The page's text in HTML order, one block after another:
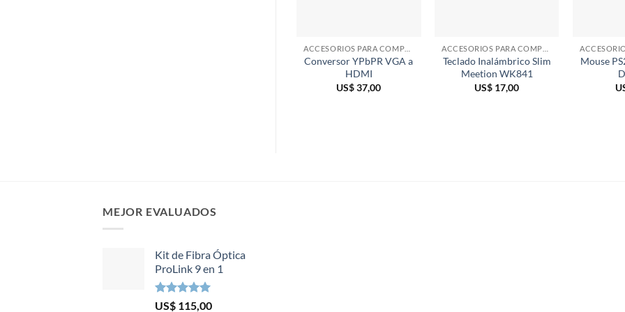
Conversor YPbPR VGA a
HDMI
US$37,00
Teclado Inalámbrico Slim
Meetion WK841
US$ 17,00
Mouse
MEJOR EVALUADOS
Kit de Fibra Óptica
ProLink 9 en 1
Valorado en
US$ 115,00